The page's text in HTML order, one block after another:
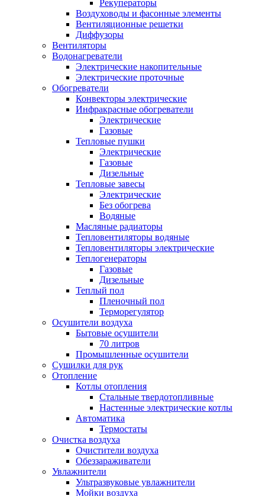
Рекуператоры
Воздуховоды и фасонные элементы
Вентиляционные решетки
Диффузоры
Вентиляторы
Водонагреватели
Электрические накопительные
Электрические проточные
Обогреватели
Конвекторы электрические
Инфракрасные обогреватели
Электрические
Газовые
Тепловые пушки
Электрические
Газовые
Дизельные
Тепловые завесы
Электрические
Без обогрева
Водяные
Масляные радиаторы
Тепловентиляторы водяные
Тепловентиляторы электрические
Теплогенераторы
Газовые
Дизельные
Теплый пол
Пленочный пол
Терморегулятор
Осушители воздуха
Бытовые осушители
70 литров
Промышленные осушители
Сушилки для рук
Отопление
Котлы отопления
Стальные твердотопливные
Настенные электрические котлы
Автоматика
Термостаты
Очистка воздуха
Очистители воздуха
Обеззараживатели
Увлажнители
Ультразвуковые увлажнители
Мойки воздуха